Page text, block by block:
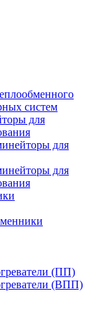
систем
для
для
для
(ПП)
(ВПП)